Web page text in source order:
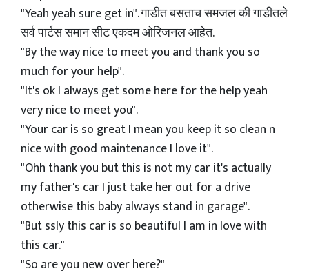
"Yeah yeah sure get in". गाडीत बसताच समजल की गाडीतले
सर्व पार्टस समान सीट एकदम ओरिजनल आहेत.
"By the way nice to meet you and thank you so
much for your help".
"It's ok I always get some here for the help yeah
very nice to meet you".
"Your car is so great I mean you keep it so clean n
nice with good maintenance I love it".
"Ohh thank you but this is not my car it's actually
my father's car I just take her out for a drive
otherwise this baby always stand in garage".
"But ssly this car is so beautiful I am in love with
this car."
"So are you new over here?"